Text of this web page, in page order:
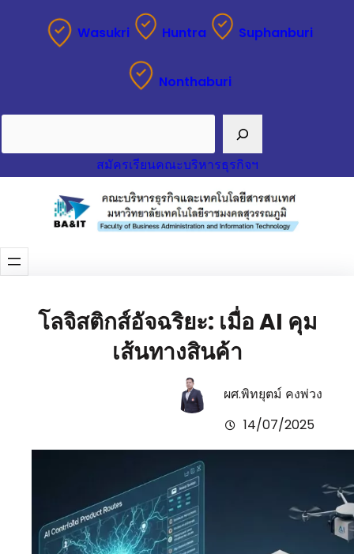
Wasukri Huntra Suphanburi
Nonthaburi
สมัครเรียนคณะบริหารธุรกิจฯ
โลจิสติกส์อัจฉริยะ: เมื่อ AI คุม
เส้นทางสินค้า
ผศ.พิทยุตม์ คงพ่วง
14/07/2025